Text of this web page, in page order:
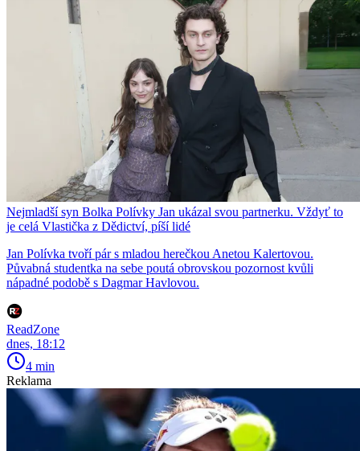
Nejmladší syn Bolka Polívky Jan ukázal svou partnerku. Vždyť to
je celá Vlastička z Dědictví, píší lidé
Jan Polívka tvoří pár s mladou herečkou Anetou Kalertovou.
Půvabná studentka na sebe poutá obrovskou pozornost kvůli
nápadné podobě s Dagmar Havlovou.
ReadZone
dnes, 18:12
4 min
Reklama